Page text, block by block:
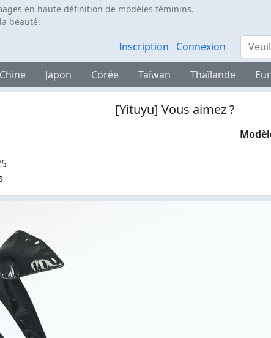
en haute définition de modèles féminins.
beauté.
Inscription Connexion
Chine Japon Corée Taïwan Thaïlande
[Yituyu] Vous aimez ?